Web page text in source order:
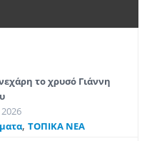
το χρυσό Γιάννη
, ΤΟΠΙΚΑ ΝΕΑ